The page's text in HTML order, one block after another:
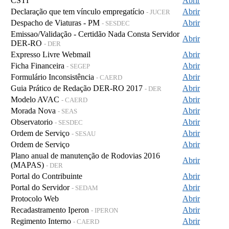
Declaração que tem vínculo empregatício - JUCER
Abrir
Despacho de Viaturas - PM - SESDEC
Abrir
Emissao/Validação - Certidão Nada Consta Servidor
DER-RO - DER
Abrir
Expresso Livre Webmail
Abrir
Ficha Financeira - SEGEP
Abrir
Formulário Inconsistência - CAERD
Abrir
Guia Prático de Redação DER-RO 2017 - DER
Abrir
Modelo AVAC - CAERD
Abrir
Morada Nova - SEAS
Abrir
Observatorio - SESDEC
Abrir
Ordem de Serviço - SESAU
Abrir
Ordem de Serviço
Abrir
Plano anual de manutenção de Rodovias 2016
(MAPAS) - DER
Abrir
Portal do Contribuinte
Abrir
Portal do Servidor - SEDAM
Abrir
Protocolo Web
Abrir
Recadastramento Iperon - IPERON
Abrir
Regimento Interno - CAERD
Abrir